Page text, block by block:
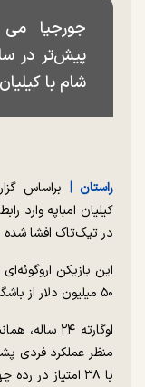
شام با
راستان | براساس
کیلیان امباپه وارد
در تیک‌تاک افشا
این بازیکن
۵۰ میلیون دلار از باشگاه پاری سن ژرمن به منچستریونایتد پیوست.
اوگارته ۲۴
منظر عملکرد فردی
با ۳۸ امتیاز در